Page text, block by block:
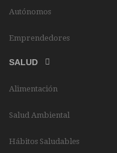
Autónomos
Emprendedores
SALUD
Alimentación
Salud Ambiental
Hábitos Saludables